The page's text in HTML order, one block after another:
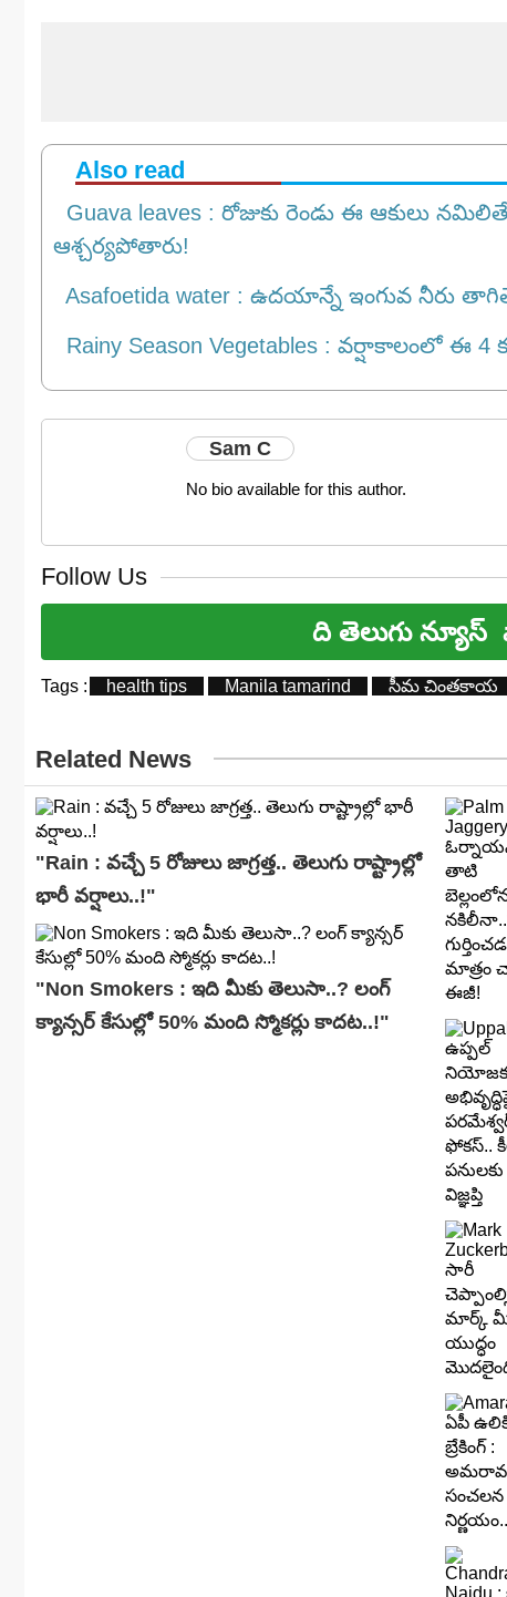
Also read
Guava leaves : రోజుకు రెండు ఈ ఆకులు
ఆశ్చర్యపోతారు!
Asafoetida water : ఉదయాన్నే ఇంగువ నీరు
Rainy Season Vegetables : వర్షాకాలంలో ఈ 4
Sam C
No bio available for this author.
Follow Us
ది తెలుగు న్యూస్
Tags : health tips Manila tamarind సీమ చింతకాయ
Related News
"Rain : వచ్చే 5 రోజులు జాగ్రత్త.. తెలుగు రాష్ట్రాల్లో
భారీ వ‌ర్షాలు..!"
"Non Smokers : ఇది మీకు తెలుసా..? లంగ్
క్యాన్సర్ కేసుల్లో 50% మంది స్మోకర్లు కాదట..!"